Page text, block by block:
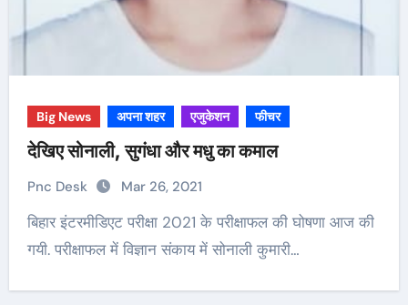
Big News अपना शहर एजुकेशन फीचर
देखिए सोनाली, सुगंधा और मधु का कमाल
Pnc Desk Mar 26, 2021
बिहार इंटरमीडिएट परीक्षा 2021 के परीक्षाफल की घोषणा आज की
गयी. परीक्षाफल में विज्ञान संकाय में सोनाली कुमारी…